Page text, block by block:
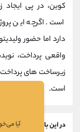
کوین، در پی ایجاد
است. اگرچه این
دارد اما حضور
واقعی پرداخت،
است.
در این باره بیشتر بخوانید
آیا